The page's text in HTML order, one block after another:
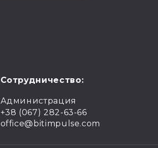
Сотрудничество:
Администрация
+38 (067) 282-63-66
office@bitimpulse.com